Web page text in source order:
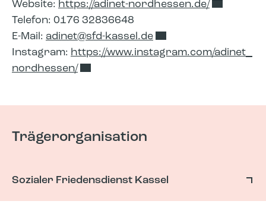
Website: https://adinet-nordhessen.de/
Telefon: 0176 32836648
E-Mail: adinet​
sfd-kassel.de
Instagram: https://www.instagram.com/adinet_
nordhessen/
Trägerorganisation
Sozialer Friedensdienst Kassel